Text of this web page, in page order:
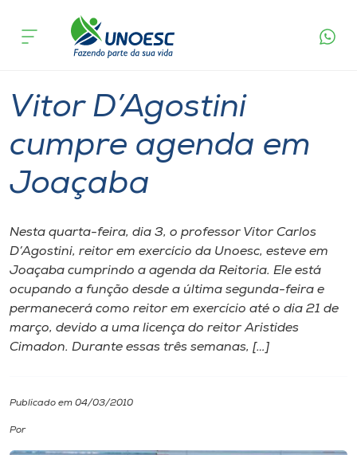
Cursos
Atendimento ao Estudante
Portal de Ensino
A
Unoesc
Internacionalização
acontece
Vitor D’Agostini
cumpre agenda em
Joaçaba
Nesta quarta-feira, dia 3, o professor Vitor Carlos
D’Agostini, reitor em exercício da Unoesc, esteve em
Joaçaba cumprindo a agenda da Reitoria. Ele está
ocupando a função desde a última segunda-feira e
permanecerá como reitor em exercício até o dia 21 de
março, devido a uma licença do reitor Aristides
Cimadon. Durante essas três semanas, […]
Publicado em 04/03/2010
Por